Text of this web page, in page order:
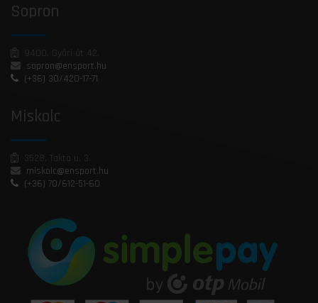
Sopron
9400, Győri út 42.
sopron@ensport.hu
(+36) 30/420-17-71
Miskolc
3528, Takta u. 3.
miskolc@ensport.hu
(+36) 70/612-51-60